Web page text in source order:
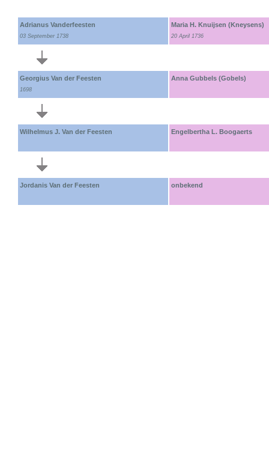
Adrianus Vanderfeesten
03 September 1738
Maria H. Knuijsen (Kneysens)
20 April 1736
Georgius Van der Feesten
1698
Anna Gubbels (Gobels)
Wilhelmus J. Van der Feesten Engelbertha L. Boogaerts
Jordanis Van der Feesten onbekend